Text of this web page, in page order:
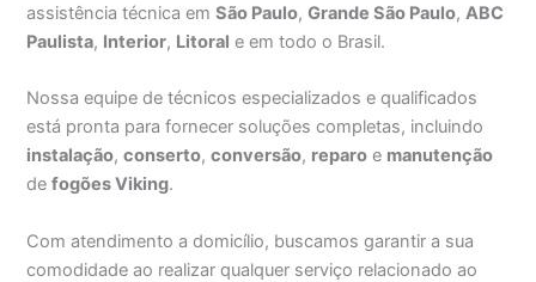
assistência técnica emSão Paulo,Grande São Paulo,ABC
Paulista, Interior, Litoral e em todo o Brasil.
Nossa equipe de técnicos especializados e qualificados
está pronta para fornecer soluções completas, incluindo
instalação,conserto,conversão, reparo e manutenção
defogões Viking.
Com atendimento a domicílio, buscamos garantir a sua
comodidade ao realizar qualquer serviço relacionado ao